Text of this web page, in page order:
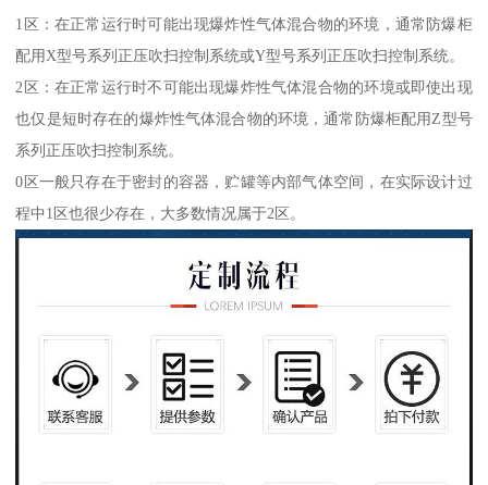
1区：在正常运行时可能出现爆炸性气体混合物的环境，通常防爆柜
配用X型号系列正压吹扫控制系统或Y型号系列正压吹扫控制系统。
2区：在正常运行时不可能出现爆炸性气体混合物的环境或即使出现
也仅是短时存在的爆炸性气体混合物的环境，通常防爆柜配用Z型号
系列正压吹扫控制系统。
0区一般只存在于密封的容器，贮罐等内部气体空间，在实际设计过
程中1区也很少存在，大多数情况属于2区。